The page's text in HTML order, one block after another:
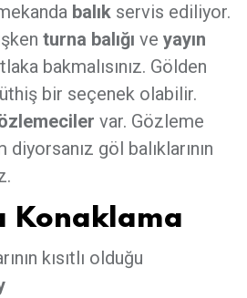
balık servis ediliyor.
turna balığı ve yayın
bakmalısınız. Gölden
bir seçenek olabilir.
var. Gözleme
göl balıklarının
Konaklama
kısıtlı olduğu